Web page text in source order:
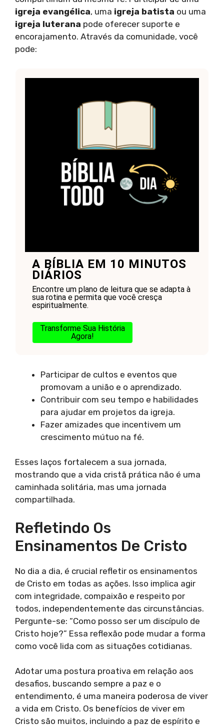
igreja evangélica, uma igreja batista ou uma
igreja luterana pode oferecer suporte e
encorajamento. Através da comunidade, você
pode:
A BÍBLIA EM 10 MINUTOS
DIÁRIOS
Encontre um plano de leitura que se adapta à
sua rotina e permita que você cresça
espiritualmente.
Transforme Sua História
Agora!
Participar de cultos e eventos que
promovam a união e o aprendizado.
Contribuir com seu tempo e habilidades
para ajudar em projetos da igreja.
Fazer amizades que incentivem um
crescimento mútuo na fé.
Esses laços fortalecem a sua jornada,
mostrando que a vida cristã prática não é uma
caminhada solitária, mas uma jornada
compartilhada.
Refletindo Os
Ensinamentos De Cristo
No dia a dia, é crucial refletir os ensinamentos
de Cristo em todas as ações. Isso implica agir
com integridade, compaixão e respeito por
todos, independentemente das circunstâncias.
Pergunte-se: “Como posso ser um discípulo de
Cristo hoje?” Essa reflexão pode mudar a forma
como você lida com as situações cotidianas.
Adotar uma postura proativa em relação aos
desafios, buscando sempre a paz e o
entendimento, é uma maneira poderosa de viver
a vida em Cristo. Os benefícios de viver em
Cristo são muitos, incluindo a paz de espírito e